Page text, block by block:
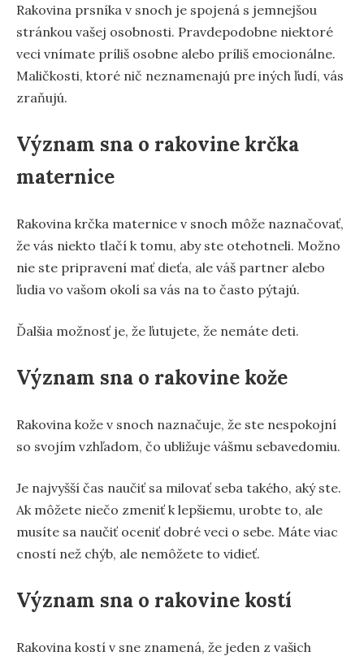
Rakovina prsníka v snoch je spojená s jemnejšou
stránkou vašej osobnosti. Pravdepodobne niektoré
veci vnímate príliš osobne alebo príliš emocionálne.
Maličkosti, ktoré nič neznamenajú pre iných ľudí, vás
zraňujú.
Význam sna o rakovine krčka
maternice
Rakovina krčka maternice v snoch môže naznačovať,
že vás niekto tlačí k tomu, aby ste otehotneli. Možno
nie ste pripravení mať dieťa, ale váš partner alebo
ľudia vo vašom okolí sa vás na to často pýtajú.
Ďalšia možnosť je, že ľutujete, že nemáte deti.
Význam sna o rakovine kože
Rakovina kože v snoch naznačuje, že ste nespokojní
so svojím vzhľadom, čo ubližuje vášmu sebavedomiu.
Je najvyšší čas naučiť sa milovať seba takého, aký ste.
Ak môžete niečo zmeniť k lepšiemu, urobte to, ale
musíte sa naučiť oceniť dobré veci o sebe. Máte viac
cností než chýb, ale nemôžete to vidieť.
Význam sna o rakovine kostí
Rakovina kostí v sne znamená, že jeden z vašich